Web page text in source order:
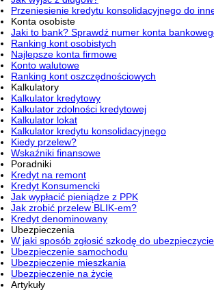
Przeniesienie kredytu konsolidacyjnego do
Konta osobiste
Jaki to bank? Sprawdź numer konta
Ranking kont osobistych
Najlepsze konta firmowe
Konto walutowe
Ranking kont oszczędnościowych
Kalkulatory
Kalkulator kredytowy
Kalkulator zdolności kredytowej
Kalkulator lokat
Kalkulator kredytu konsolidacyjnego
Kiedy przelew?
Wskaźniki finansowe
Poradniki
Kredyt na remont
Kredyt Konsumencki
Jak wypłacić pieniądze z PPK
Jak zrobić przelew BLIK-em?
Kredyt denominowany
Ubezpieczenia
W jaki sposób zgłosić szkodę do
Ubezpieczenie samochodu
Ubezpieczenie mieszkania
Ubezpieczenie na życie
Artykuły